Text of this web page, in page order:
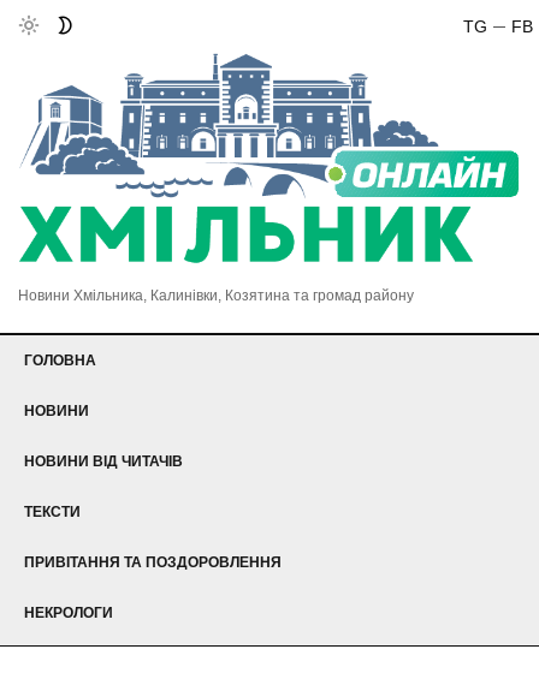
FB
TG
Новини Хмільника, Калинівки, Козятина та громад району
ГОЛОВНА
НОВИНИ
НОВИНИ ВІД ЧИТАЧІВ
ТЕКСТИ
ПРИВІТАННЯ ТА ПОЗДОРОВЛЕННЯ
НЕКРОЛОГИ